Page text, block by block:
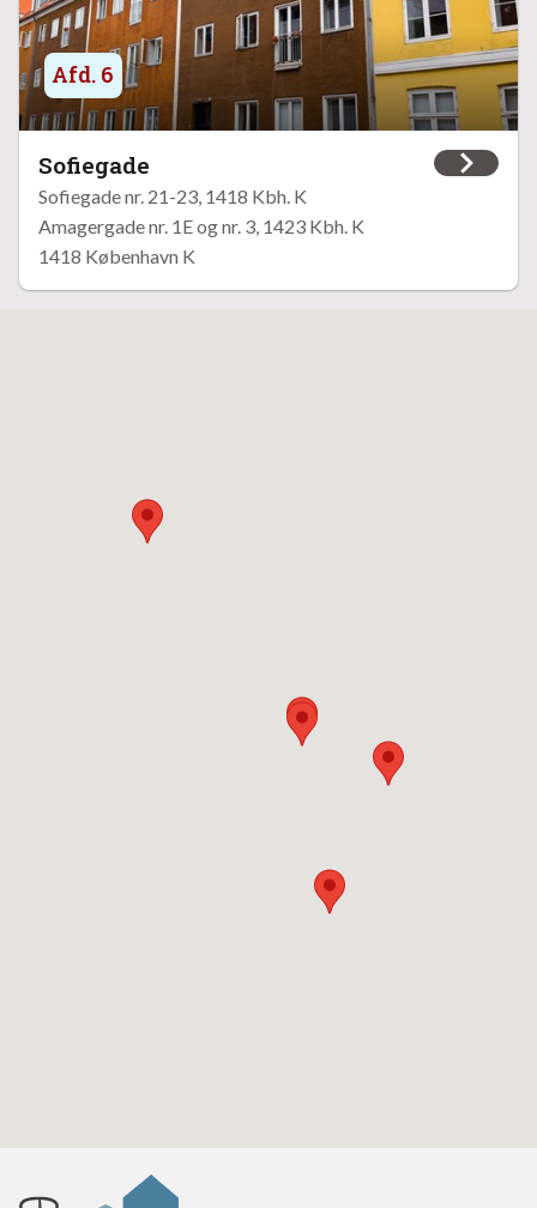
Afd. 6
Sofiegade
Sofiegade nr. 21-23, 1418 Kbh. K
Amagergade nr. 1E og nr. 3, 1423 Kbh. K
1418 København K